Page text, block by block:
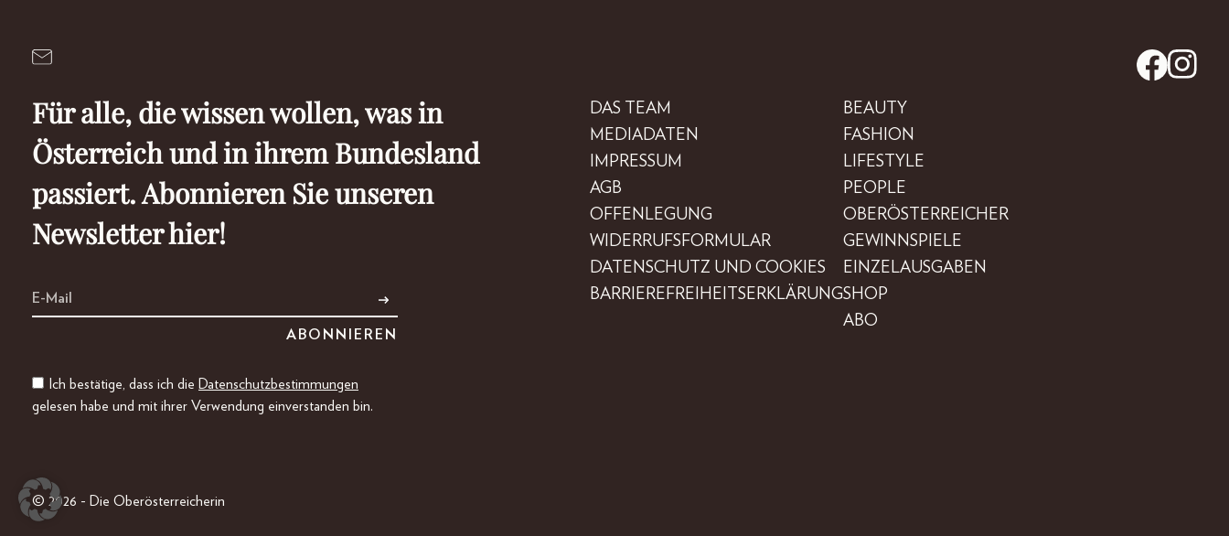
Für alle, die wissen wollen, was in
Österreich und in ihrem Bundesland
passiert. Abonnieren Sie unseren
Newsletter hier!
Ich bestätige, dass ich die Datenschutzbestimmungen
gelesen habe und mit ihrer Verwendung einverstanden bin.
DAS TEAM
MEDIADATEN
IMPRESSUM
AGB
OFFENLEGUNG
WIDERRUFSFORMULAR
DATENSCHUTZ UND COOKIES
BARRIEREFREIHEITSERKLÄRUNG
BEAUTY
FASHION
LIFESTYLE
PEOPLE
OBERÖSTERREICHER
GEWINNSPIELE
EINZELAUSGABEN
SHOP
ABO
© 2026 - Die Oberösterreicherin